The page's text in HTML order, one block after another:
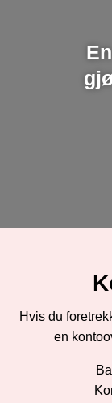
Hvis du
en